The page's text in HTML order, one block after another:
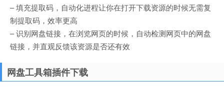
– 填充提取码，自动化进程让你在打开下载资源的时候无需复
制提取码，效率更高
– 识别网盘链接，在浏览网页的时候，自动检测网页中的网盘
链接，并直观反馈该资源是否还有效
网盘工具箱插件下载